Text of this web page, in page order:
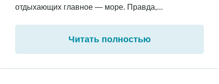
отдыхающих главное — море. Правда,...
Читать полностью